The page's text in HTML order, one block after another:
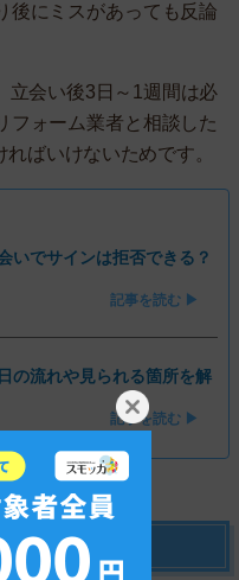
後にミスがあっても反論
立会い後3日～1週間は必
フォーム業者と相談した
ばいけないためです。
いでサインは拒否できる？
記事を読む ▶
の流れや見られる箇所を解
記事を読む ▶
法